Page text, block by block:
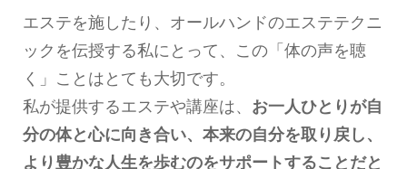
エステを施したり、オールハンドのエステテクニ
ックを伝授する私にとって、この「体の声を聴
く」ことはとても大切です。
私が提供するエステや講座は、 お一人ひとりが自
分の体と心に向き合い、本来の自分を取り戻し、